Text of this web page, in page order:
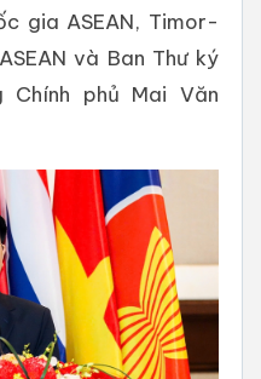
gia ASEAN, Timor-
và Ban Thư ký
Chính phủ Mai Văn